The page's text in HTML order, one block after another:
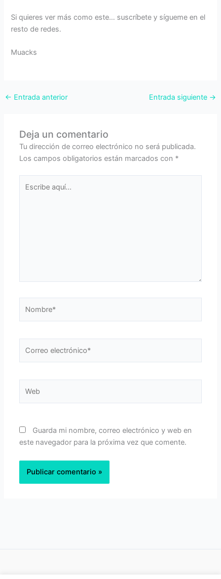
Si quieres ver más como este… suscríbete y sígueme en el
resto de redes.
Muacks
← Entrada anterior Entrada siguiente →
Deja un comentario
Tu dirección de correo electrónico no será publicada.
Los campos obligatorios están marcados con *
aquí...
electrónico*
Guarda mi nombre, correo electrónico y web en
este navegador para la próxima vez que comente.